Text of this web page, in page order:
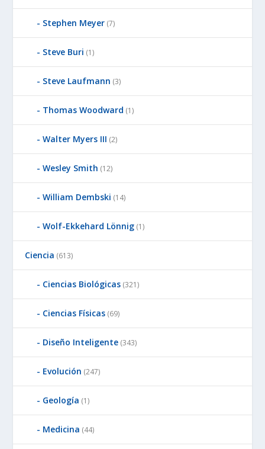
Stephen Meyer (7)
Steve Buri (1)
Steve Laufmann (3)
Thomas Woodward (1)
Walter Myers III (2)
Wesley Smith (12)
William Dembski (14)
Wolf-Ekkehard Lönnig (1)
Ciencia (613)
Ciencias Biológicas (321)
Ciencias Físicas (69)
Diseño Inteligente (343)
Evolución (247)
Geología (1)
Medicina (44)